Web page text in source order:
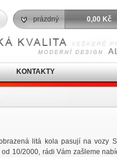
litá kola pasují na vozy
10/2000, rádi Vám zašleme
KONTAKTY
prázdný 0,00 Kč